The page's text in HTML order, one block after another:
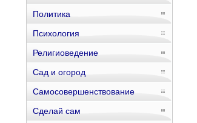
Политика
Психология
Религиоведение
Сад и огород
Самосовершенствование
Сделай сам